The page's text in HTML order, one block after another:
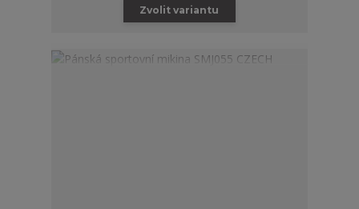
Zvolit variantu